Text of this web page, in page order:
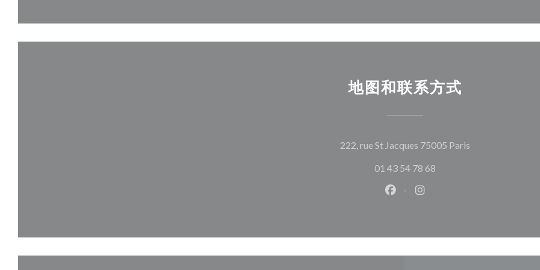
地图和联系方式
222, rue St Jacques 75005 Paris
01 43 54 78 68
Facebook ((在新窗口中打开))
Instagram ((在新窗口中打